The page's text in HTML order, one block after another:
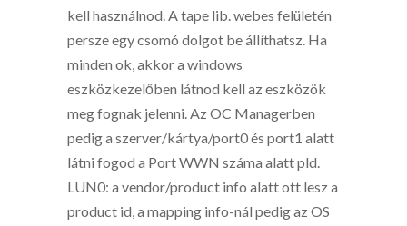
kell használnod. A tape lib. webes felületén
persze egy csomó dolgot be állíthatsz. Ha
minden ok, akkor a windows
eszközkezelőben látnod kell az eszközök
meg fognak jelenni. Az OC Managerben
pedig a szerver/kártya/port0 és port1 alatt
látni fogod a Port WWN száma alatt pld.
LUN0: a vendor/product info alatt ott lesz a
product id, a mapping info-nál pedig az OS